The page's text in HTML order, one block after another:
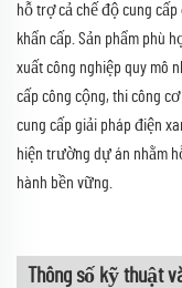
hỗ trợ cả chế độ cung
khẩn cấp. Sản phẩm phù
xuất công nghiệp quy mô
cấp công cộng, thi công
cung cấp giải pháp điện
hiện trường dự án nhằm
hành bền vững.
Thông số kỹ thuật